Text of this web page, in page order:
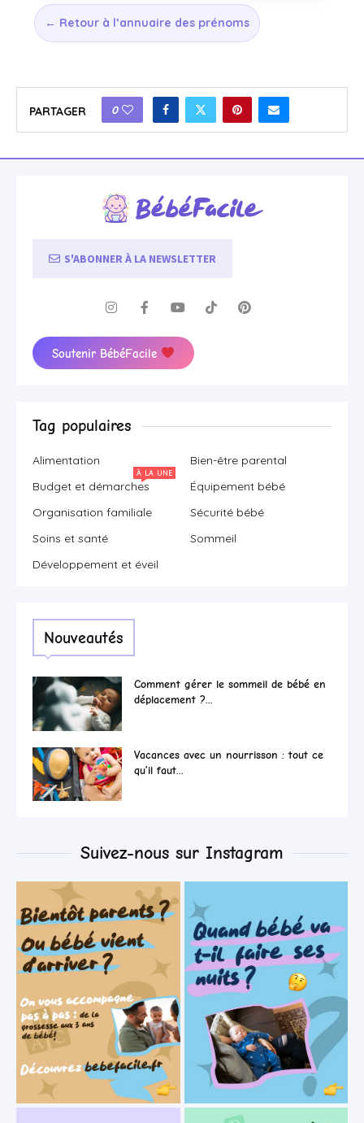
← Retour à l’annuaire des prénoms
PARTAGER 0
S'ABONNER À LA NEWSLETTER
Soutenir BébéFacile
Tag populaires
Alimentation
Bien-être parental
Budget et démarches
À LA UNE
Équipement bébé
Organisation familiale
Sécurité bébé
Soins et santé
Sommeil
Développement et éveil
Nouveautés
Comment gérer le sommeil de bébé en
déplacement ?...
Vacances avec un nourrisson : tout ce
qu’il faut...
Suivez-nous sur Instagram